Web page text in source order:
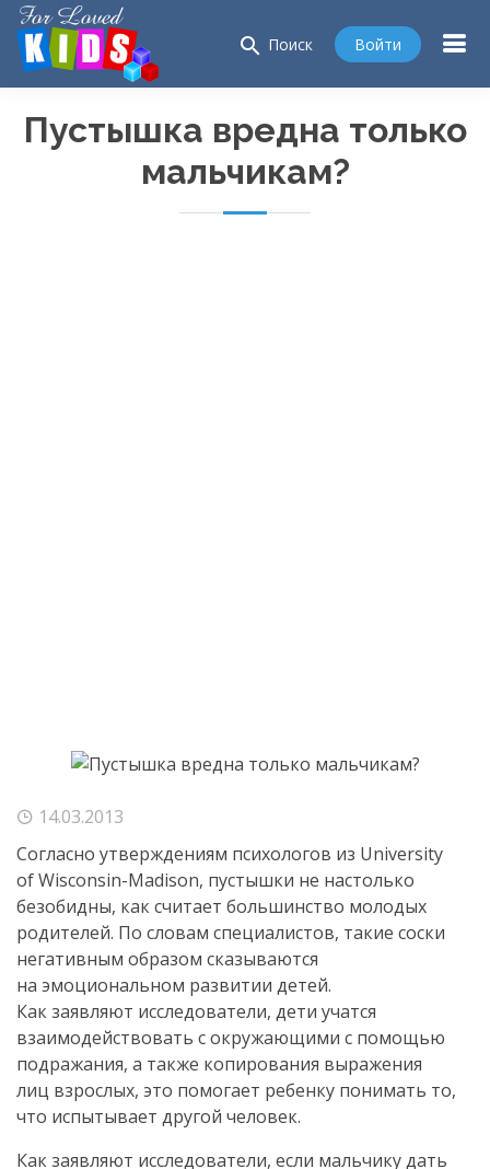
search Поиск Войти
Пустышка вредна только
мальчикам?
14.03.2013
Согласно утверждениям психологов из University
ofWisconsin-Madison, пустышки не настолько
безобидны, как считает большинство молодых
родителей. По словам специалистов, такие соски
негативным образом сказываются
на эмоциональном развитии детей.
Как заявляют исследователи, дети учатся
взаимодействовать с окружающими с помощью
подражания, а также копирования выражения
лиц взрослых, это помогает ребенку понимать то,
что испытывает другой человек.
Как заявляют исследователи, если мальчику дать